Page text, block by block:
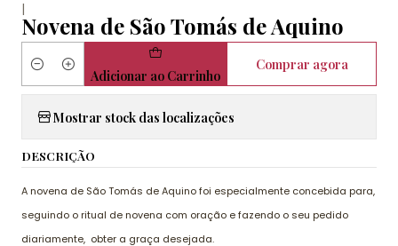
|
Novena de São Tomás de Aquino
QuantidadeAdicionar ao Carrinho
Comprar agora
Mostrar stock das localizações
DESCRIÇÃO
A novena de São Tomás de Aquino foi especialmente concebida para,
seguindo o ritual de novena com oração e fazendo o seu pedido
diariamente, obter a graça desejada.